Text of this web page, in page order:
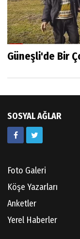
Güneşli'de Bir
SOSYAL AĞLAR
Foto Galeri
Köşe Yazarları
Anketler
Yerel Haberler